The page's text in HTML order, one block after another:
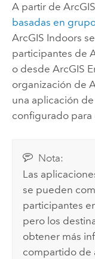
A partir de
basadas en
ArcGIS Indoors
participantes de
o desde ArcGIS
organización de
una aplicación de
configurado para
Nota:
Las
se pueden
participantes
pero los
obtener más
compartido de